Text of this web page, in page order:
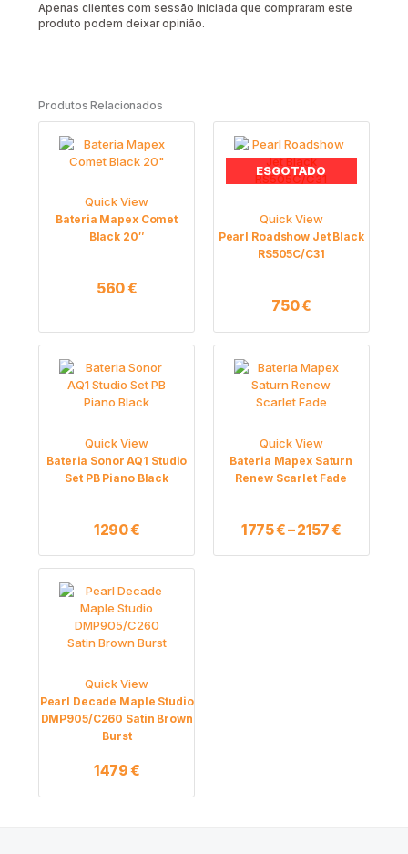
Apenas clientes com sessão iniciada que compraram este
produto podem deixar opinião.
Produtos Relacionados
Quick View
Bateria Mapex Comet
Black 20″
560€
ESGOTADO
Quick View
Pearl Roadshow Jet Black
RS505C/C31
750€
Quick View
Bateria Sonor AQ1 Studio
Set PB Piano Black
1290€
Quick View
Bateria Mapex Saturn
Renew Scarlet Fade
1775€–2157€
product
has
multiple
The
options
may
on
product
Quick View
Pearl Decade Maple Studio
DMP905/C260 Satin Brown
Burst
1479€